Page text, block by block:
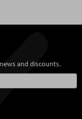
and discounts.